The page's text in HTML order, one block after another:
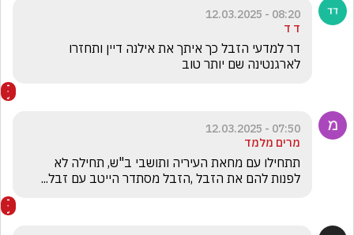
08:20 - 12.03.2025
ד ד
לארגנטינה שם יותר טוב
07:50 - 12.03.2025
מרים מלמד
לפנות להם את הזבל ,הזבל מסתדר הייטב עם זבל...